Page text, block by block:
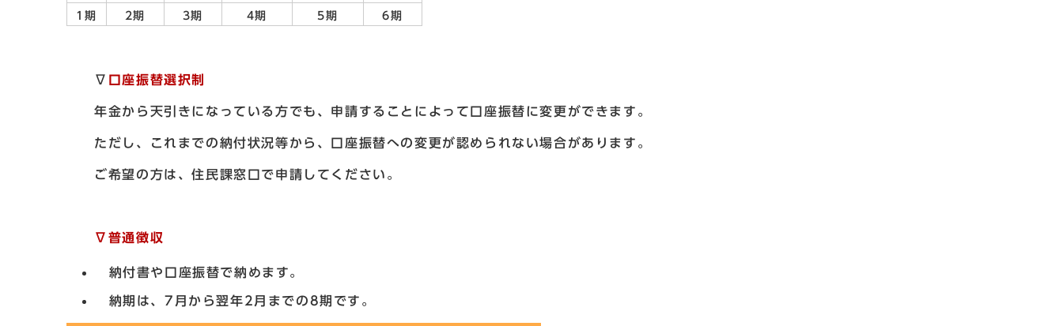
1期 2期 3期 4期 5期 6期
∇ 口座振替選択制
年金から天引きになっている方でも、申請することによって口座振替に変更ができます。
ただし、これまでの納付状況等から、口座振替への変更が認められない場合があります。
ご希望の方は、住民課窓口で申請してください。
∇普通徴収
納付書や口座振替で納めます。
納期は、7月から翌年2月までの8期です。